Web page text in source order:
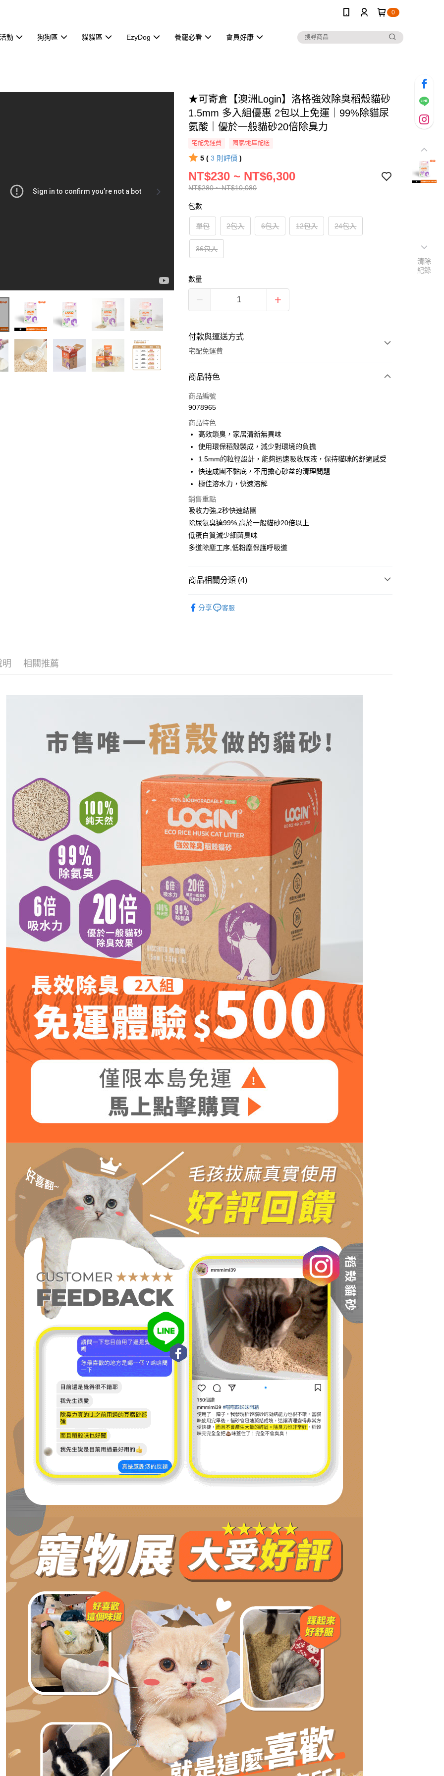
0
動 狗狗區 貓貓區 EzyDog 養寵必看 會員好康
★可寄倉【澳洲Login】洛格強效除臭稻殼貓砂
1.5mm 多入組優惠 2包以上免運｜99%除貓尿
氨酸｜優於一般貓砂20倍除臭力
宅配免運費 國家/地區配送
5 ( 3 則評價 )
NT$280 ~ NT$10,080
NT$230 ~ NT$6,300
包數
單包 2包入 6包入 12包入 24包入
36包入
數量
付款與運送方式
宅配免運費
付款方式
信用卡一次付款
Apple Pay
街口支付
悠遊付
ATM付款
運送方式
宅配
每筆NT$100，滿NT$899(含以上)免運費
每筆NT$100，滿NT$899(含以上)免運費
免運費
商品特色
商品編號
9078965
商品特色
高效鎖臭，家居清新無異味
使用環保稻殼製成，減少對環境的負擔
1.5mm的粒徑設計，能夠迅速吸收尿液，保持貓咪的舒適感受
快速成團不黏底，不用擔心砂盆的清理問題
極佳溶水力，快速溶解
銷售重點
吸收力強,2秒快速結團
除尿氨臭達99%,高於一般貓砂20倍以上
低蛋白質減少細菌臭味
多道除塵工序,低粉塵保護呼吸道
商品相關分類 (4)
分享 客服
明 相關推薦
清除
紀錄